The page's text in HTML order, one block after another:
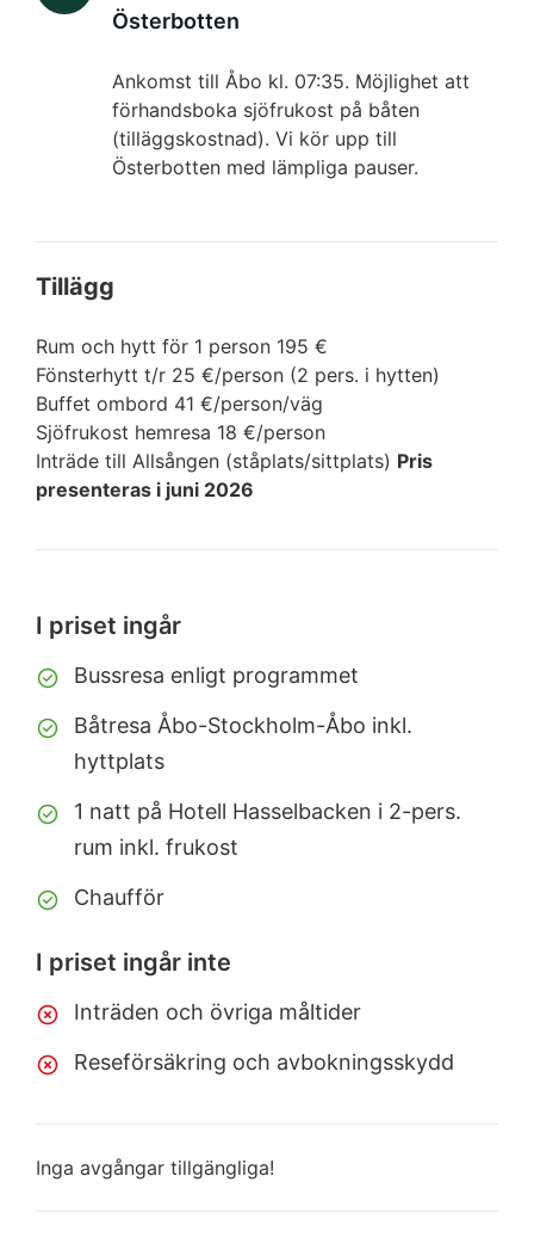
Österbotten
Ankomst till Åbo kl. 07:35. Möjlighet att
förhandsboka sjöfrukost på båten
(tilläggskostnad). Vi kör upp till
Österbotten med lämpliga pauser.
Tillägg
Rum och hytt för 1 person 195 €
Fönsterhytt t/r 25 €/person (2 pers. i hytten)
Buffet ombord 41 €/person/väg
Sjöfrukost hemresa 18 €/person
Inträde till Allsången (ståplats/sittplats) Pris
presenteras i juni 2026
I priset ingår
Bussresa enligt programmet
Båtresa Åbo-Stockholm-Åbo inkl.
hyttplats
1 natt på Hotell Hasselbacken i 2-pers.
rum inkl. frukost
Chaufför
I priset ingår inte
Inträden och övriga måltider
Reseförsäkring och avbokningsskydd
Inga avgångar tillgängliga!